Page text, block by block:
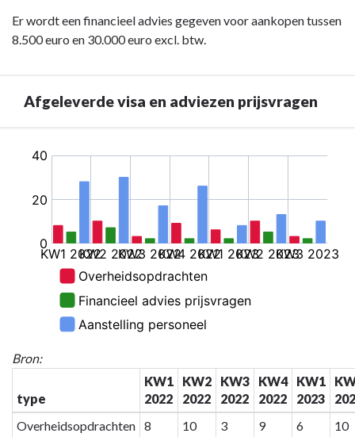
Er wordt een financieel advies gegeven voor aankopen tussen
8.500 euro en 30.000 euro excl. btw.
Afgeleverde visa en adviezen prijsvragen
Rapportering
financieel
Afgeleverde
adviezen
Bron:
type
KW1
2022
KW2
2022
KW3
2022
KW4
2022
KW1
2023
Overheidsopdrachten 8 10 3 9 6
10